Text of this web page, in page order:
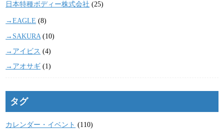
日本特種ボディー株式会社 (25)
→EAGLE (8)
→SAKURA (10)
→アイビス (4)
→アオサギ (1)
タグ
カレンダー・イベント (110)